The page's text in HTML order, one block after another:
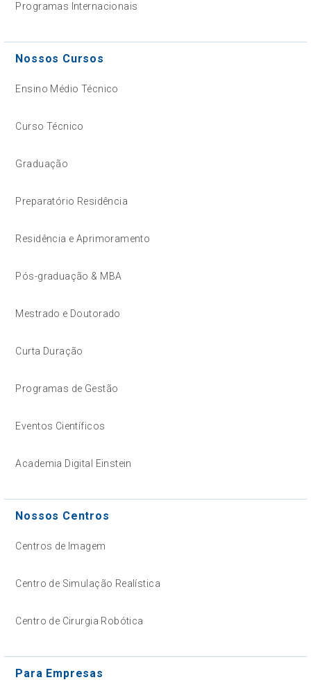
Programas Internacionais
Nossos Cursos
Ensino Médio Técnico
Curso Técnico
Graduação
Preparatório Residência
Residência e Aprimoramento
Pós-graduação & MBA
Mestrado e Doutorado
Curta Duração
Programas de Gestão
Eventos Científicos
Academia Digital Einstein
Nossos Centros
Centros de Imagem
Centro de Simulação Realística
Centro de Cirurgia Robótica
Para Empresas